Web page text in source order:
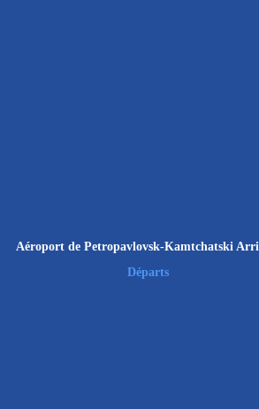
Aéroport de Petropavlovsk-Kamtchatski
Départs